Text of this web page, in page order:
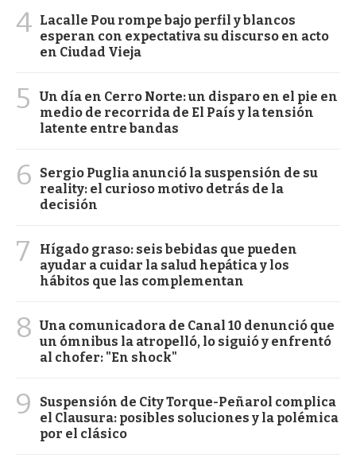
4 Lacalle Pou rompe bajo perfil y blancos
esperan con expectativa su discurso en acto
en Ciudad Vieja
5
Un día en Cerro Norte: un disparo en el pie en
medio de recorrida de El País y la tensión
latente entre bandas
6
Sergio Puglia anunció la suspensión de su
reality: el curioso motivo detrás de la
decisión
7
Hígado graso: seis bebidas que pueden
ayudar a cuidar la salud hepática y los
hábitos que las complementan
8 Una comunicadora de Canal 10 denunció que
un ómnibus la atropelló, lo siguió y enfrentó
al chofer: "En shock"
9
Suspensión de City Torque-Peñarol complica
el Clausura: posibles soluciones y la polémica
por el clásico